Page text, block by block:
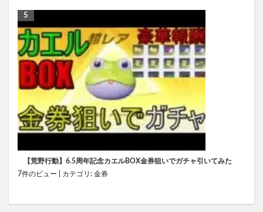
【荒野行動】6.5周年記念カエルBOX金券狙いでガチャ引いてみた
7件のビュー
カテゴリ: 金券